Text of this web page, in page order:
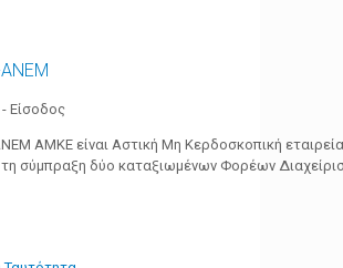
ΑΝΕΜ
ΑΜΚΕ είναι Αστική Μη Κερδοσκοπική
σύμπραξη δύο καταξιωμένων Φορέων